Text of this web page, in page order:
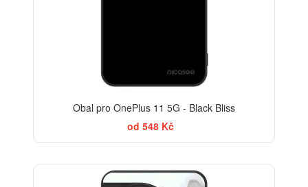
Obal pro OnePlus 11 5G - Black Bliss
od 548 Kč